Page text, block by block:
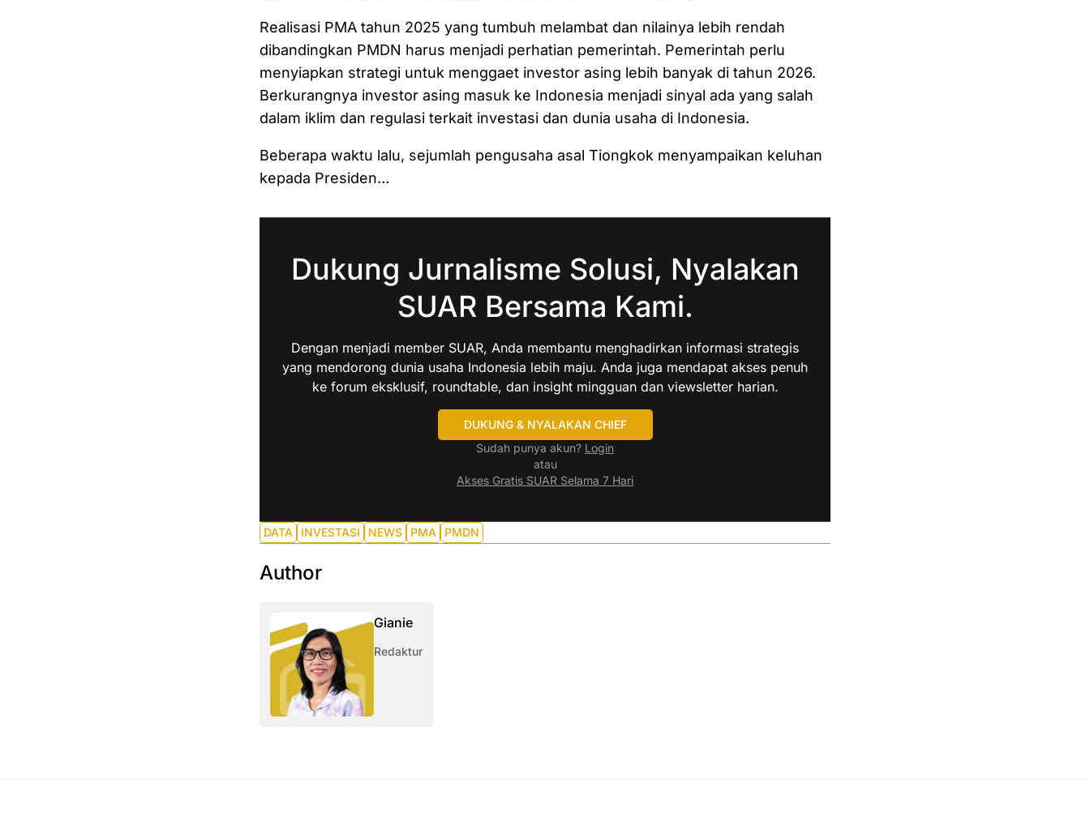
Realisasi PMA tahun 2025 yang tumbuh melambat dan nilainya lebih rendah
dibandingkan PMDN harus menjadi perhatian pemerintah. Pemerintah perlu
menyiapkan strategi untuk menggaet investor asing lebih banyak di tahun 2026.
Berkurangnya investor asing masuk ke Indonesia menjadi sinyal ada yang salah
dalam iklim dan regulasi terkait investasi dan dunia usaha di Indonesia.
Beberapa waktu lalu, sejumlah pengusaha asal Tiongkok menyampaikan keluhan
kepada Presiden…
Dukung Jurnalisme Solusi, Nyalakan
SUAR Bersama Kami.
Dengan menjadi member SUAR, Anda membantu menghadirkan informasi strategis
yang mendorong dunia usaha Indonesia lebih maju. Anda juga mendapat akses penuh
ke forum eksklusif, roundtable, dan insight mingguan dan viewsletter harian.
DUKUNG & NYALAKAN CHIEF
Sudah punya akun? Login
atau
Akses Gratis SUAR Selama 7 Hari
DATA INVESTASI NEWS PMA PMDN
Author
Gianie
Redaktur